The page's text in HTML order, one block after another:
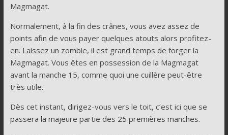
Magmagat.
Normalement, à la fin des crânes, vous avez assez de
points afin de vous payer quelques atouts alors profitez-
en. Laissez un zombie, il est grand temps de forger la
Magmagat. Vous êtes en possession de la Magmagat
avant la manche 15, comme quoi une cuillère peut-être
très utile.
Dès cet instant, dirigez-vous vers le toit, c’est ici que se
passera la majeure partie des 25 premières manches.